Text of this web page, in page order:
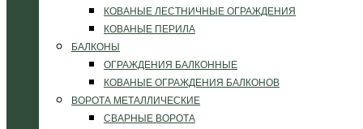
КОВАНЫЕ ЛЕСТНИЧНЫЕ ОГРАЖДЕНИЯ
КОВАНЫЕ ПЕРИЛА
БАЛКОНЫ
ОГРАЖДЕНИЯ БАЛКОННЫЕ
КОВАНЫЕ ОГРАЖДЕНИЯ БАЛКОНОВ
ВОРОТА МЕТАЛЛИЧЕСКИЕ
СВАРНЫЕ ВОРОТА